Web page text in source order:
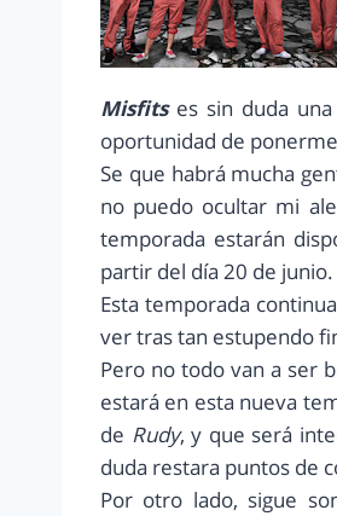
Misfitses sin duda
oportunidad de
Se que habrá mucha
no puedo ocultar mi
temporada estarán
partir del día 20 de junio.
Esta temporada
ver tras tan estupendo
Pero no todo van a ser
estará en esta nueva
de Rudy, y que será
duda restara puntos de
Por otro lado, sigue